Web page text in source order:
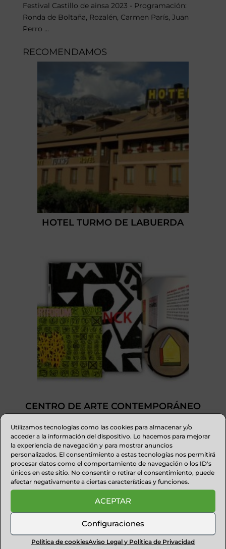
Utilizamos tecnologías como las cookies para almacenar y/o
acceder a la información del dispositivo. Lo hacemos para mejorar
la experiencia de navegación y para mostrar anuncios
personalizados. El consentimiento a estas tecnologías nos permitirá
procesar datos como el comportamiento de navegación o los ID's
únicos en este sitio. No consentir o retirar el consentimiento, puede
afectar negativamente a ciertas características y funciones.
ACEPTAR
Configuraciones
Política de cookiesAviso Legal y Política de Privacidad
Festival Castillo de ainsa 2023 - Programación:
Ronda de Boltaña, Rozalén, Carmen París, Juan
Perro ...
RECOMENDAMOS
HOTEL TURMO DE LABUERDA
CENTRO DE ARTE CONTEMPORÁNEO